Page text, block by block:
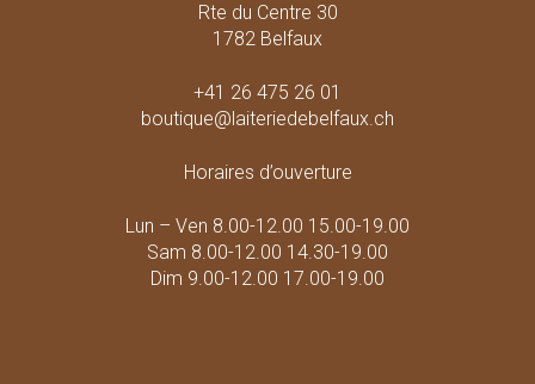
Rte du Centre 30
1782 Belfaux
+41 26 475 26 01
boutique@laiteriedebelfaux.ch
Horaires d’ouverture
Lun – Ven 8.00-12.00 15.00-19.00
Sam 8.00-12.00 14.30-19.00
Dim 9.00-12.00 17.00-19.00